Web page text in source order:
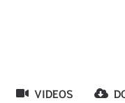
VIDEOS